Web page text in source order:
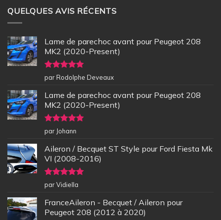
QUELQUES AVIS RÉCENTS
Lame de parechoc avant pour Peugeot 208
MK2 (2020-Present)
Note5sur
5
par Rodolphe Deveaux
Lame de parechoc avant pour Peugeot 208
MK2 (2020-Present)
Note5sur
5
par Johann
Aileron / Becquet ST Style pour Ford Fiesta Mk
VI (2008-2016)
Note5sur
5
par Vidiella
FranceAileron - Becquet / Aileron pour
Peugeot 208 (2012 à 2020)